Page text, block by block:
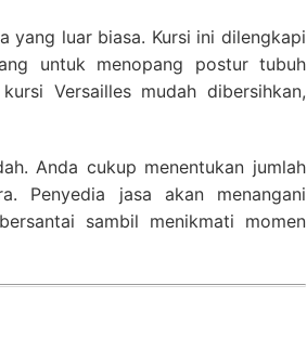
yang luar biasa. Kursi ini dilengkapi
untuk menopang postur tubuh
Versailles mudah dibersihkan,
Anda cukup menentukan jumlah
Penyedia jasa akan menangani
sambil menikmati momen